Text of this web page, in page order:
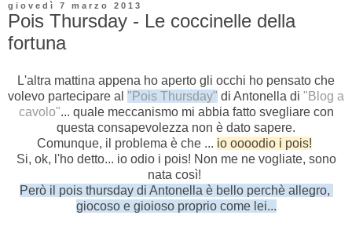
giovedì 7 marzo 2013
Pois Thursday - Le coccinelle della
fortuna
L'altra mattina appena ho aperto gli occhi ho pensato che
volevo partecipare al "Pois Thursday" di Antonella di "Blog a
cavolo"... quale meccanismo mi abbia fatto svegliare con
questa consapevolezza non è dato sapere.
Comunque, il problema è che ... io oooodio i pois!
Si, ok, l'ho detto... io odio i pois! Non me ne vogliate, sono
nata così!
Però il pois thursday di Antonella è bello perchè allegro,
giocoso e gioioso proprio come lei...